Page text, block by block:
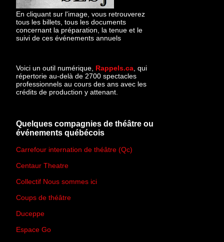
En cliquant sur l'image, vous retrouverez
tous les billets, tous les documents
concernant la préparation, la tenue et le
suivi de ces événements annuels
Voici un outil numérique, Rappels.ca , qui
répertorie au-delà de 2700 spectacles
professionnels au cours des ans avec les
crédits de production y attenant.
Quelques compagnies de théâtre ou
événements québécois
Carrefour internation de théâtre (Qc)
Centaur Theatre
Collectif Nous sommes ici
Coups de théâtre
Duceppe
Espace Go